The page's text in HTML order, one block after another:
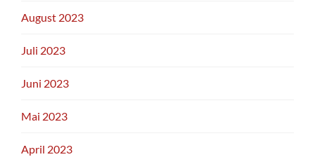
August 2023
Juli 2023
Juni 2023
Mai 2023
April 2023